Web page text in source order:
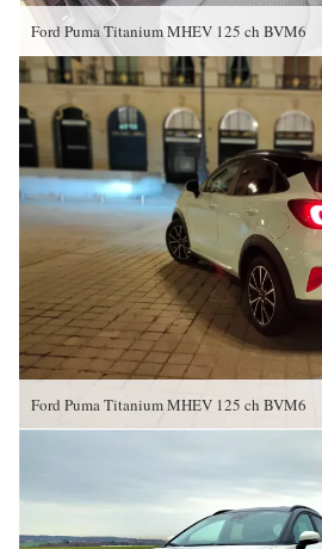
Ford Puma Titanium MHEV 125 ch BVM6
Ford Puma Titanium MHEV 125 ch BVM6